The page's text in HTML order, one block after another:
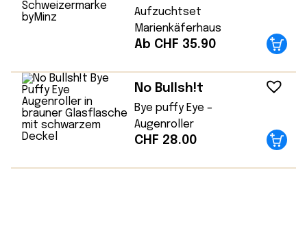
Aufzuchtset
Marienkäferhaus
Ab CHF 35.90
No Bullsh!t
Bye puffy Eye –
Augenroller
CHF 28.00